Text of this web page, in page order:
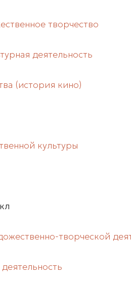
творчество
деятельность
(история кино)
культуры
творческой